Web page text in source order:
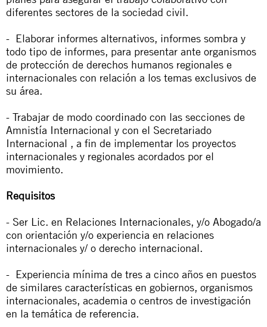
diferentes sectores de la sociedad civil.
- Elaborar informes alternativos, informes sombra y
todo tipo de informes, para presentar ante organismos
de protección de derechos humanos regionales e
internacionales con relación a los temas exclusivos de
su área.
- Trabajar de modo coordinado con las secciones de
Amnistía Internacional y con el Secretariado
Internacional , a fin de implementar los proyectos
internacionales y regionales acordados por el
movimiento.
Requisitos
- Ser Lic. en Relaciones Internacionales, y/o Abogado/a
con orientación y/o experiencia en relaciones
internacionales y/ o derecho internacional.
- Experiencia mínima de tres a cinco años en puestos
de similares características en gobiernos, organismos
internacionales, academia o centros de investigación
en la temática de referencia.